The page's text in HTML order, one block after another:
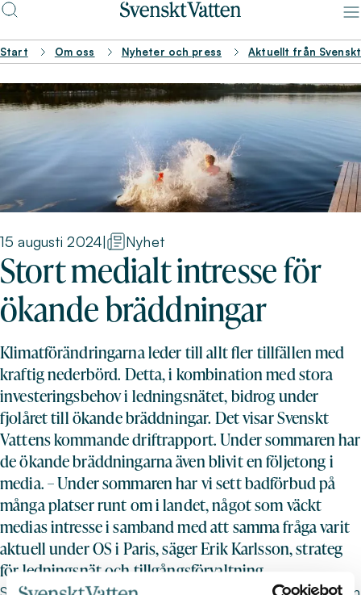
Start Om oss Nyheter och press Aktuellt från
15 augusti 2024| Nyhet
Stort medialt intresse för
ökande bräddningar
Klimatförändringarna leder till allt fler tillfällen med
kraftig nederbörd. Detta, i kombination med stora
investeringsbehov i ledningsnätet, bidrog under
fjolåret till ökande bräddningar. Det visar Svenskt
Vattens kommande driftrapport. Under sommaren har
de ökande bräddningarna även blivit en följetong i
media. – Under sommaren har vi sett badförbud på
många platser runt om i landet, något som väckt
medias intresse i samband med att samma fråga varit
aktuell under OS i Paris, säger Erik Karlsson, strateg
för ledningsnät och tillgångsförvaltning.